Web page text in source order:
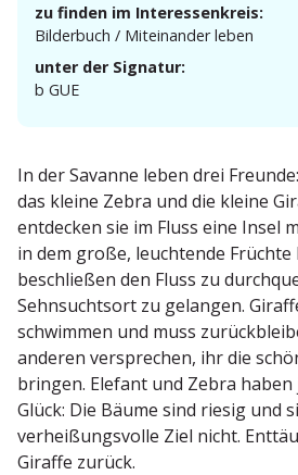
zu finden im Interessenkreis:
Bilderbuch / Mitein­ander leben
unter der Signatur:
b GUE
In der Savanne leben drei
das kleine Zebra und die kleine
entdecken sie im Fluss eine Insel
in dem große, leuch­tende Früchte
beschließen den Fluss zu
Sehnsuchtsort zu gelangen.
schwimmen und muss
anderen versprechen, ihr die
bringen. Elefant und Zebra
Glück: Die Bäume sind riesig und
verhei­ßungs­volle Ziel nicht.
Giraffe zurück.